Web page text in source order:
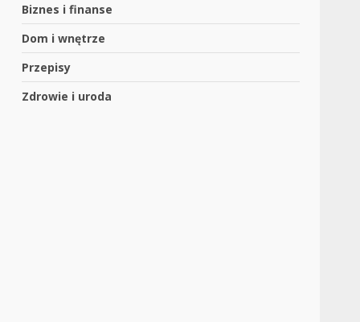
Biznes i finanse
Dom i wnętrze
Przepisy
Zdrowie i uroda